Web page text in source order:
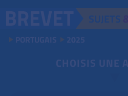
PORTUGAIS 2025
CHOISIS UNE